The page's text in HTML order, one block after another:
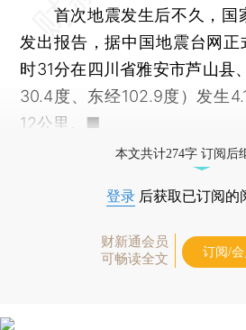
首次地震发生后不久，国
发出报告，据中国地震台网
时31分在四川省雅安市芦山县
30.4度、东经102.9度）发生
12公里。■
本文共计274字 订阅后
登录 后获取已订阅的
财新通会员
可畅读全文
订阅/